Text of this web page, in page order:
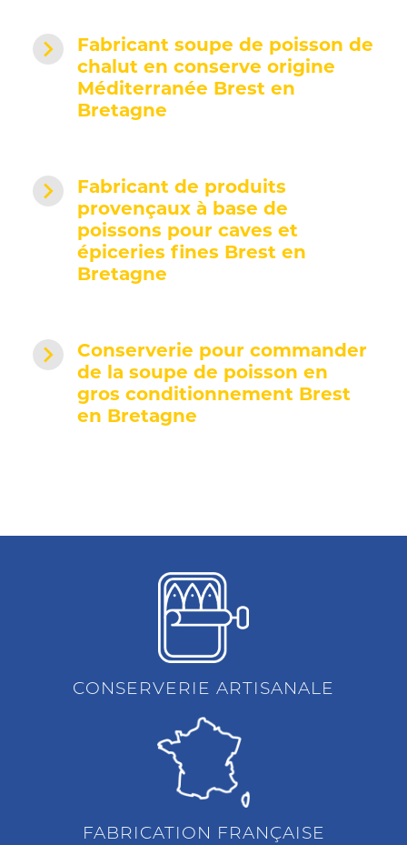
navigate_next
Fabricant soupe de poisson de
chalut en conserve origine
Méditerranée Brest en
Bretagne
navigate_next
Fabricant de produits
provençaux à base de
poissons pour caves et
épiceries fines Brest en
Bretagne
navigate_next
Conserverie pour commander
de la soupe de poisson en
gros conditionnement Brest
en Bretagne
CONSERVERIE ARTISANALE
FABRICATION FRANÇAISE